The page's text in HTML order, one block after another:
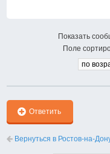
Показать
Поле
Ответить
Вернуться в Ростов-на-